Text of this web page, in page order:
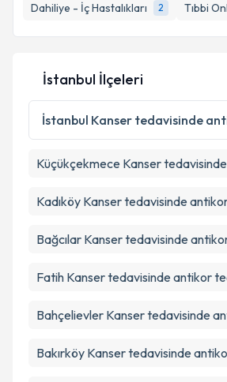
Dahiliye - İç Hastalıkları
2 Tıbbi
İstanbul İlçeleri
İstanbul Kanser tedavisinde
Küçükçekmece Kanser
Kadıköy Kanser tedavisinde
Bağcılar Kanser tedavisinde
Fatih Kanser tedavisinde antikor
Bahçelievler Kanser tedavisinde
Bakırköy Kanser tedavisinde